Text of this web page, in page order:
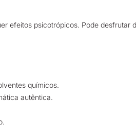
efeitos psicotrópicos. Pode desfrutar
químicos.
autêntica.